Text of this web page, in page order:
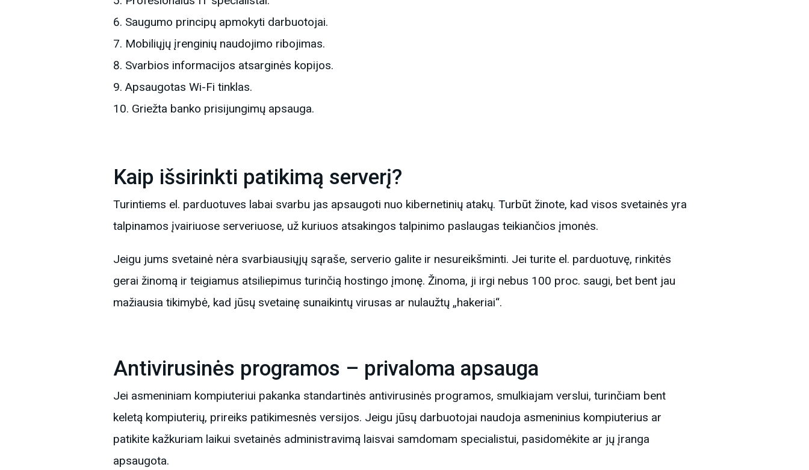
Saugumo principų apmokyti darbuotojai.
Mobiliųjų įrenginių naudojimo ribojimas.
Svarbios informacijos atsarginės kopijos.
Apsaugotas Wi-Fi tinklas.
Griežta banko prisijungimų apsauga.
Kaip išsirinkti patikimą serverį?
Turintiems el. parduotuves labai svarbu jas apsaugoti nuo kibernetinių atakų. Turbūt žinote, kad visos svetainės yra
talpinamos įvairiuose serveriuose, už kuriuos atsakingos talpinimo paslaugas teikiančios įmonės.
Jeigu jums svetainė nėra svarbiausiųjų sąraše, serverio galite ir nesureikšminti. Jei turite el. parduotuvę, rinkitės
gerai žinomą ir teigiamus atsiliepimus turinčią hostingo įmonę. Žinoma, ji irgi nebus 100 proc. saugi, bet bent jau
mažiausia tikimybė, kad jūsų svetainę sunaikintų virusas ar nulaužtų „hakeriai“.
Antivirusinės programos – privaloma apsauga
Jei asmeniniam kompiuteriui pakanka standartinės antivirusinės programos, smulkiajam verslui, turinčiam bent
keletą kompiuterių, prireiks patikimesnės versijos. Jeigu jūsų darbuotojai naudoja asmeninius kompiuterius ar
patikite kažkuriam laikui svetainės administravimą laisvai samdomam specialistui, pasidomėkite ar jų įranga
apsaugota.